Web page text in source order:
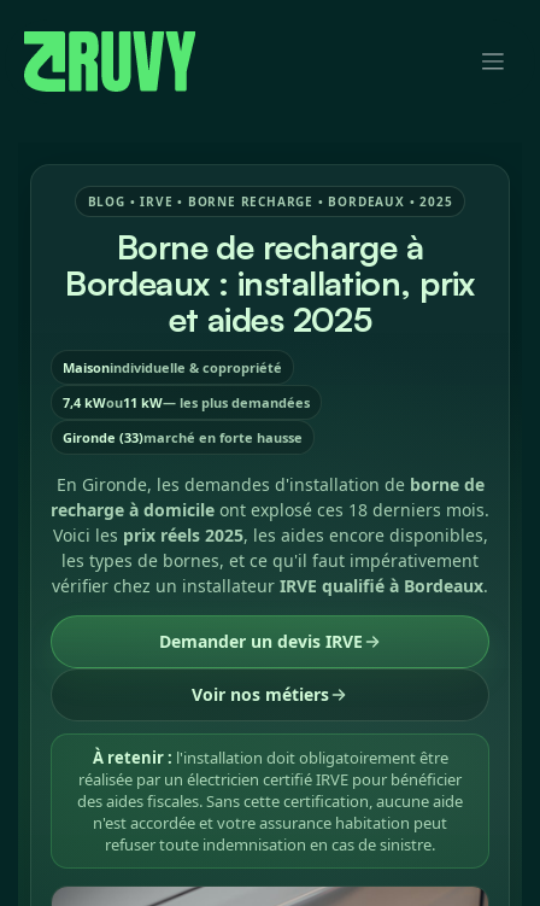
BLOG • IRVE • BORNE RECHARGE • BORDEAUX • 2025
Borne de recharge à
Bordeaux : installation, prix
et aides 2025
Maisonindividuelle & copropriété
7,4 kWou11 kW— les plus demandées
Gironde (33)marché en forte hausse
En Gironde, les demandes d'installation de borne de
recharge à domicile ont explosé ces 18 derniers mois.
Voici les prix réels 2025, les aides encore disponibles,
les types de bornes, et ce qu'il faut impérativement
vérifier chez un installateur IRVE qualifié à Bordeaux.
Demander un devis IRVE
Voir nos métiers
À retenir : l'installation doit obligatoirement être
réalisée par un électricien certifié IRVE pour bénéficier
des aides fiscales. Sans cette certification, aucune aide
n'est accordée et votre assurance habitation peut
refuser toute indemnisation en cas de sinistre.